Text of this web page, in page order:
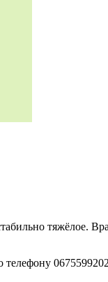
тяжёлое.